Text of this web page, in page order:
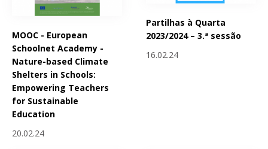
MOOC - European
Schoolnet Academy -
Nature-based Climate
Shelters in Schools:
Empowering Teachers
for Sustainable
Education
20.02.24
Partilhas à Quarta
2023/2024 – 3.ª sessão
16.02.24